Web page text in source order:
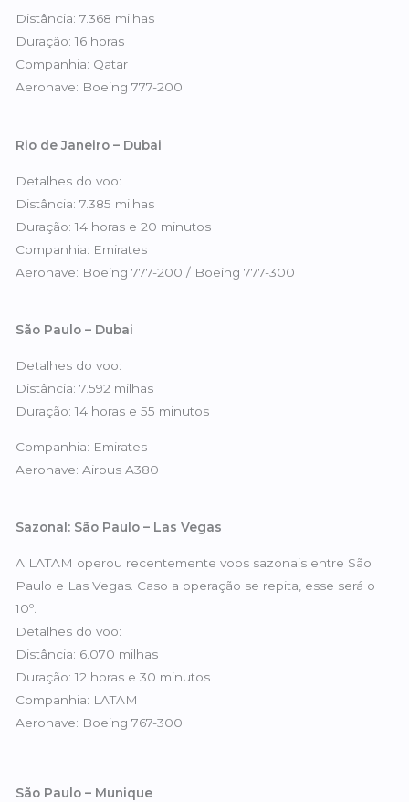
Distância: 7.368 milhas
Duração: 16 horas
Companhia: Qatar
Aeronave: Boeing 777-200
Rio de Janeiro – Dubai
Detalhes do voo:
Distância: 7.385 milhas
Duração: 14 horas e 20 minutos
Companhia: Emirates
Aeronave: Boeing 777-200 / Boeing 777-300
São Paulo – Dubai
Detalhes do voo:
Distância: 7.592 milhas
Duração: 14 horas e 55 minutos
Companhia: Emirates
Aeronave: Airbus A380
Sazonal: São Paulo – Las Vegas
A LATAM operou recentemente voos sazonais entre São
Paulo e Las Vegas. Caso a operação se repita, esse será o
10º.
Detalhes do voo:
Distância: 6.070 milhas
Duração: 12 horas e 30 minutos
Companhia: LATAM
Aeronave: Boeing 767-300
São Paulo – Munique